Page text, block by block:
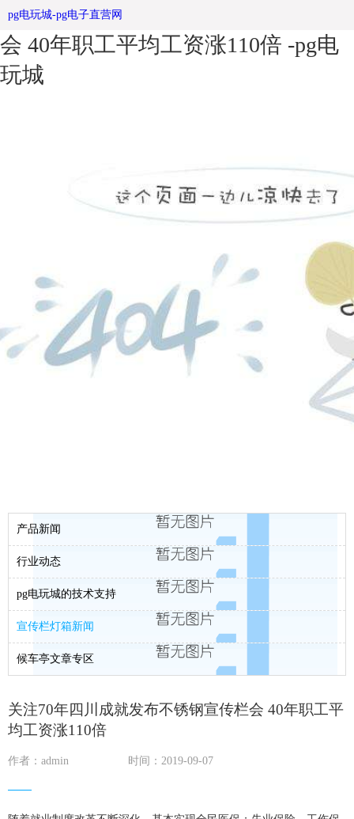
关注70年四川成就发布不锈钢宣传栏
会 40年职工平均工资涨110倍 -pg电
玩城
pg电玩城-pg电子直营网
产品新闻
行业动态
pg电玩城的技术支持
宣传栏灯箱新闻
候车亭文章专区
关注70年四川成就发布不锈钢宣传栏会 40年职工平
均工资涨110倍
作者：admin 时间：2019-09-07